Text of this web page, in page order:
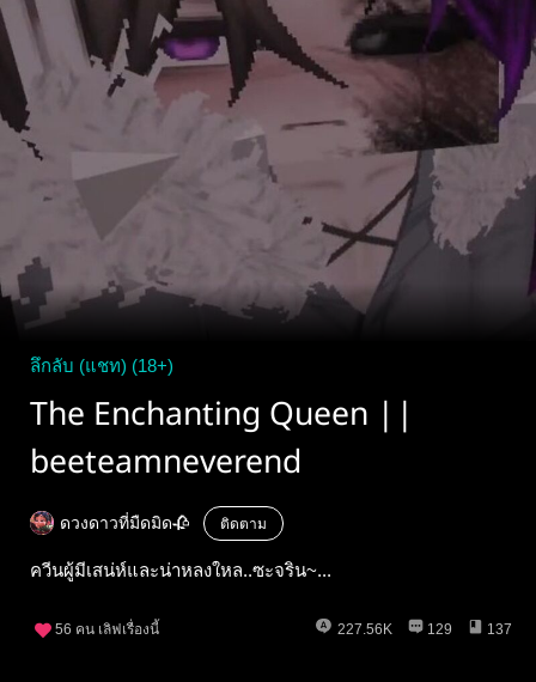
ลึกลับ (แชท) (18+)
The Enchanting Queen ||
beeteamneverend
ดวงดาวที่มืดมิด🥀 ติดตาม
ควีนผู้มีเสน่ห์และน่าหลงใหล..ซะจริน~...
56 คน เลิฟเรื่องนี้ 227.56K 129 137